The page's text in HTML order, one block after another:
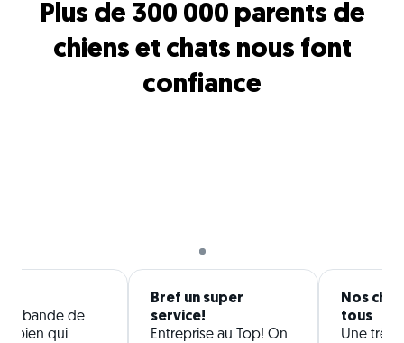
Plus de 300 000 parents de
chiens et chats nous font
confiance
bande de
bien qui
Bref un super
service!
Entreprise au Top! On
Nos
tous
Une très